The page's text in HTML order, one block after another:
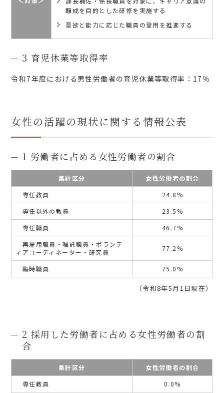
醸成を目的とした研修を実施する
意欲と能力に応じた職員の登用を推進する
3 育児休業等取得率
令和7年度における男性労働者の育児休業等取得率：17％
女性の活躍の現状に関する情報公表
1 労働者に占める女性労働者の割合
集計区分
女性労働者の割合
専任教員
24.8%
専任以外の教員
23.5%
専任職員
46.7%
再雇用職員・嘱託職員・ボランテ
ィアコーディネーター・研究員
77.2%
臨時職員 75.0%
（令和8年5月1日現在）
2 採用した労働者に占める女性労働者の割
合
集計区分
女性労働者の割合
専任教員
0.0%